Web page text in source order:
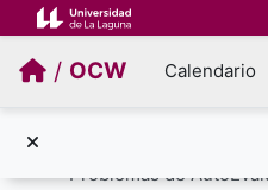
Salta al contenido principal
/ OCW Calendario